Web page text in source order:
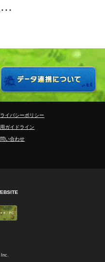
・
イバシーポリシー
ガイドライン
い合わせ